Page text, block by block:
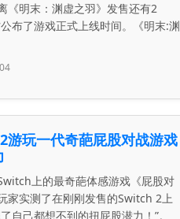
《明末：渊虚之羽》发售还有2
布了游戏正式上线时间。《明末:渊
游玩一代奇葩屁股对战游戏
上的最奇葩体感游戏《屁股对
家实测了在刚刚发售的Switch 2上
自己都想不到的扭屁股潜力！”。